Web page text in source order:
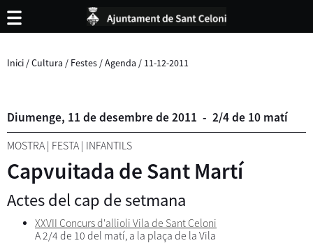
Inici /Cultura / Festes /Agenda / 11-12-2011
Diumenge, 11 dedesembrede2011 - 2/4 de 10 matí
MOSTRA | FESTA | INFANTILS
Capvuitada de Sant Martí
Actes del cap de setmana
XXVII Concurs d'allioli Vila de Sant Celoni
A 2/4 de 10 del matí, a la plaça de la Vila